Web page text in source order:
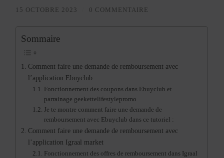
15 OCTOBRE 2023 0 COMMENTAIRE
Sommaire
Comment faire une demande de remboursement avec
l’application Ebuyclub
Fonctionnement des coupons dans Ebuyclub et
parrainage geekettelifestylepromo
Je te montre comment faire une demande de
remboursement avec Ebuyclub dans ce tutoriel :
Comment faire une demande de remboursement avec
l’application Igraal market
Fonctionnement des offres de remboursement dans Igraal